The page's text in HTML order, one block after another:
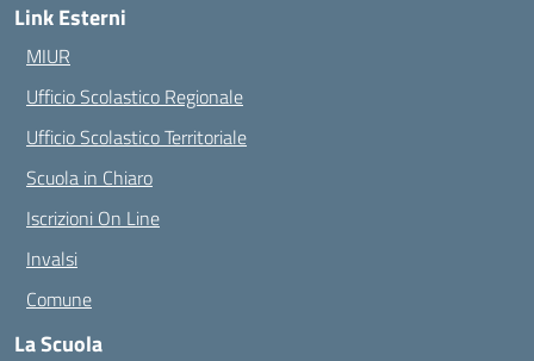
Link Esterni
MIUR
Ufficio Scolastico Regionale
Ufficio Scolastico Territoriale
Scuola in Chiaro
Iscrizioni On Line
Invalsi
Comune
La Scuola